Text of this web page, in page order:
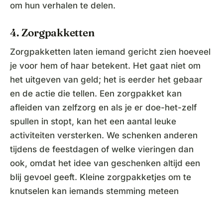
om hun verhalen te delen.
4. Zorgpakketten
Zorgpakketten laten iemand gericht zien hoeveel
je voor hem of haar betekent. Het gaat niet om
het uitgeven van geld; het is eerder het gebaar
en de actie die tellen. Een zorgpakket kan
afleiden van zelfzorg en als je er doe-het-zelf
spullen in stopt, kan het een aantal leuke
activiteiten versterken. We schenken anderen
tijdens de feestdagen of welke vieringen dan
ook, omdat het idee van geschenken altijd een
blij gevoel geeft. Kleine zorgpakketjes om te
knutselen kan iemands stemming meteen